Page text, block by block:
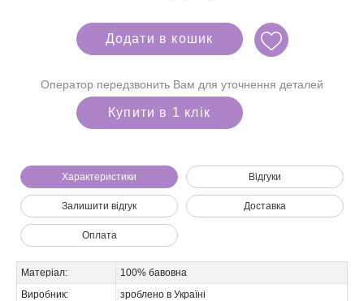
Додати в кошик
Оператор передзвонить Вам для уточнення деталей
Купити в 1 клік
Характеристики Відгуки
Залишити відгук Доставка
Оплата
Матеріал:
100% бавовна
Виробник:
зроблено в Україні
Ми зателефонуємо вам на номер: